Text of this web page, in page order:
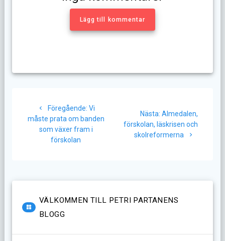
Lägg till kommentar
Föregående: Föregående
inlägg:
Vi
måste prata om banden
som växer fram i
förskolan
Nästa: Nästa
inlägg:
Almedalen,
förskolan, läskrisen och
skolreformerna
VÄLKOMMEN TILL PETRI PARTANENS
BLOGG